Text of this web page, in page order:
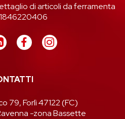
di articoli da ferramenta
79, Forlì 47122 (FC)
-zona Bassette